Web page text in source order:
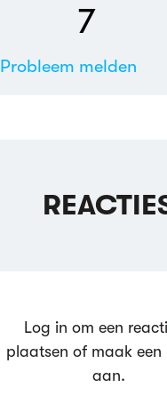
7
Probleem melden
Log in om een
plaatsen of maak een
aan.